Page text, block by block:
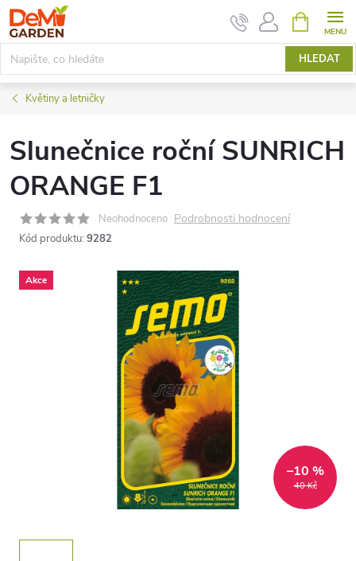
Přejít
na
obsah
HLEDAT
NÁKUPNÍ
KOŠÍK
Květiny a letničky
Slunečnice roční SUNRICH
ORANGE F1
Neohodnoceno Podrobnosti hodnocení
Kód produktu: 9282
Akce
40 Kč
–10 %